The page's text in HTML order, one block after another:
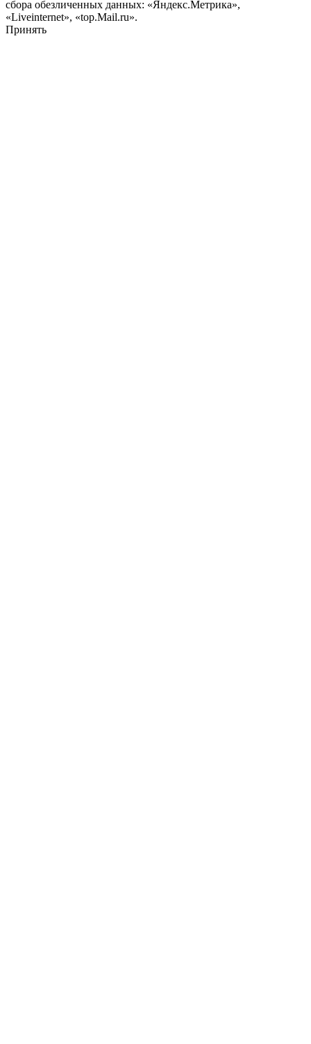
сбора обезличенных данных: «Яндекс.Метрика»,
«Liveinternet», «top.Mail.ru».
Принять